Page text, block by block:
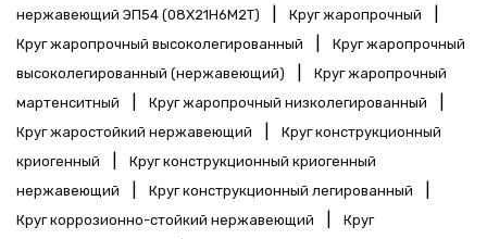
нержавеющий ЭП54 (08Х21Н6М2Т)
Круг жаропрочный
Круг жаропрочный высоколегированный
Круг жаропрочный
высоколегированный (нержавеющий)
Круг жаропрочный
мартенситный
Круг жаропрочный низколегированный
Круг жаростойкий нержавеющий
Круг конструкционный
криогенный
Круг конструкционный криогенный
нержавеющий
Круг конструкционный легированный
Круг коррозионно-стойкий нержавеющий
Круг